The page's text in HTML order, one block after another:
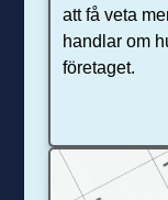
att få veta
handlar om
företaget.